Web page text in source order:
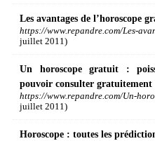
Les avantages de l’horoscope
https://www.repandre.com/Les-
juillet 2011)
Un horoscope gratuit :
pouvoir consulter
https://www.repandre.com/Un-
juillet 2011)
Horoscope : toutes les